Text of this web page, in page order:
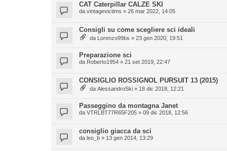
CAT Caterpillar CALZE SKI
da vintagevictims » 26 mar 2022, 14:05
Consigli su come scegliere sci ideali
da Lorenzo99bs » 23 gen 2020, 19:51
Preparazione sci
da Roberto1954 » 21 set 2019, 22:47
CONSIGLIO ROSSIGNOL PURSUIT 13 (2015)
da AlessandroSki » 18 dic 2018, 12:21
Passeggino da montagna Janet
da VTRLBT77R65F205 » 09 dic 2018, 12:56
consiglio giacca da sci
da leo_b » 13 gen 2014, 13:29